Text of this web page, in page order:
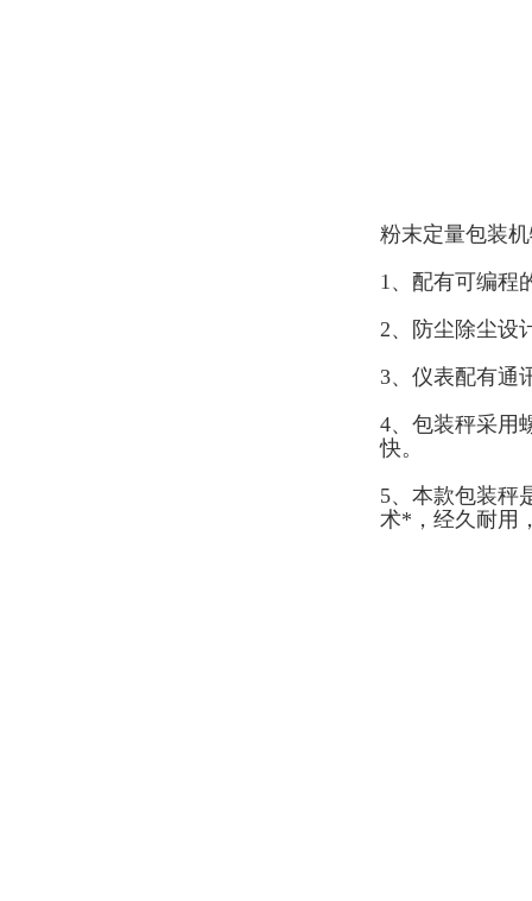
粉末定量包装
1、配有可编程
2、防尘除尘设
3、仪表配有通
4、包装秤采用
快。
5、本款包装秤
术*，经久耐用